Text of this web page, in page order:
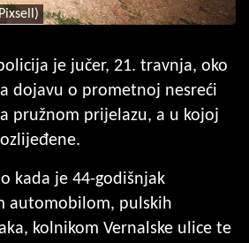
je jučer, 21. travnja, oko
dojavu o prometnoj nesreći
pružnom prijelazu, a u kojoj
kada je 44-godišnjak
automobilom, pulskih
kolnikom Vernalske ulice te